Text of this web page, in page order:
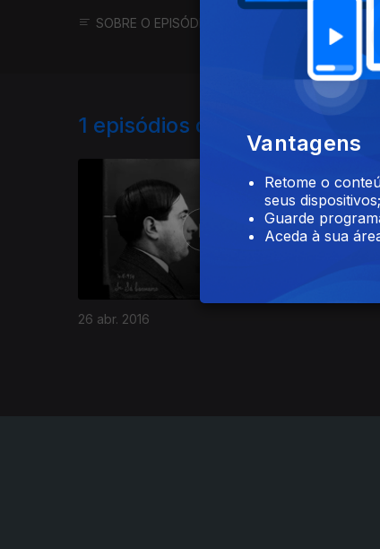
SOBRE O EPISÓDIO
1 episódios disponíveis
26 abr. 2016
Vantagens
Retome o
seus dispositivos;
Guarde
Aceda à sua